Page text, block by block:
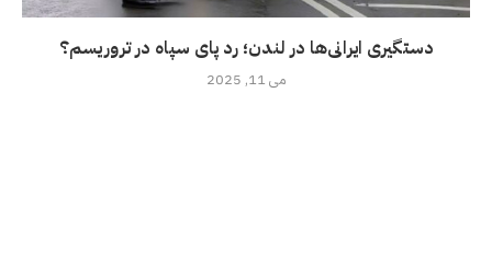
دستگیری ایرانی‌ها در لندن؛ رد پای سپاه در تروریسم؟
می 11, 2025